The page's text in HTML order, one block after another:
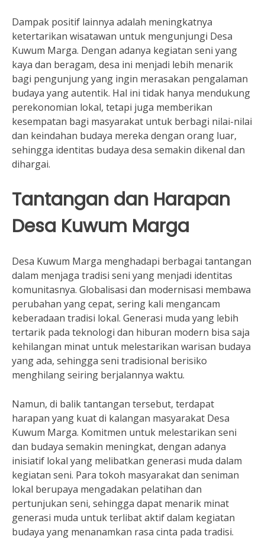
Dampak positif lainnya adalah meningkatnya
ketertarikan wisatawan untuk mengunjungi Desa
Kuwum Marga. Dengan adanya kegiatan seni yang
kaya dan beragam, desa ini menjadi lebih menarik
bagi pengunjung yang ingin merasakan pengalaman
budaya yang autentik. Hal ini tidak hanya mendukung
perekonomian lokal, tetapi juga memberikan
kesempatan bagi masyarakat untuk berbagi nilai-nilai
dan keindahan budaya mereka dengan orang luar,
sehingga identitas budaya desa semakin dikenal dan
dihargai.
Tantangan dan Harapan
Desa Kuwum Marga
Desa Kuwum Marga menghadapi berbagai tantangan
dalam menjaga tradisi seni yang menjadi identitas
komunitasnya. Globalisasi dan modernisasi membawa
perubahan yang cepat, sering kali mengancam
keberadaan tradisi lokal. Generasi muda yang lebih
tertarik pada teknologi dan hiburan modern bisa saja
kehilangan minat untuk melestarikan warisan budaya
yang ada, sehingga seni tradisional berisiko
menghilang seiring berjalannya waktu.
Namun, di balik tantangan tersebut, terdapat
harapan yang kuat di kalangan masyarakat Desa
Kuwum Marga. Komitmen untuk melestarikan seni
dan budaya semakin meningkat, dengan adanya
inisiatif lokal yang melibatkan generasi muda dalam
kegiatan seni. Para tokoh masyarakat dan seniman
lokal berupaya mengadakan pelatihan dan
pertunjukan seni, sehingga dapat menarik minat
generasi muda untuk terlibat aktif dalam kegiatan
budaya yang menanamkan rasa cinta pada tradisi.